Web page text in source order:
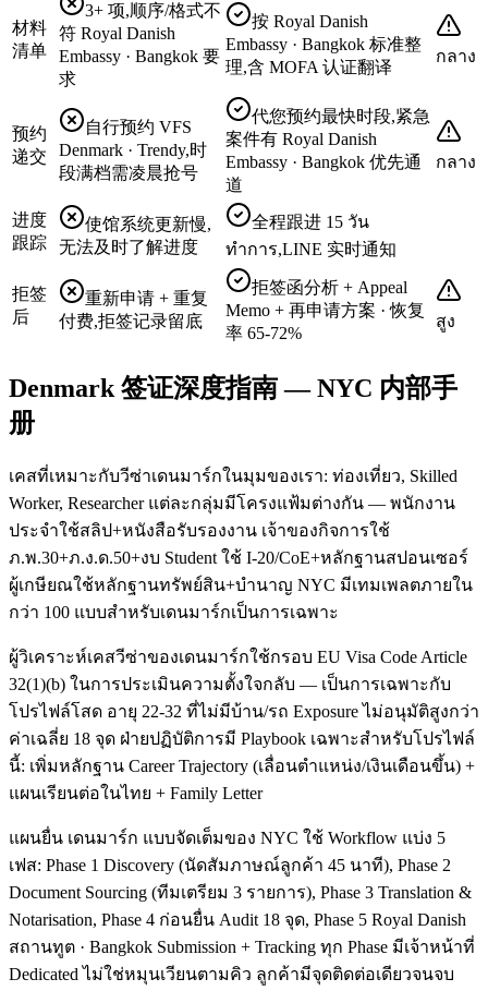
材料
清单
3+ 项,顺序/格式不
符 Royal Danish
Embassy · Bangkok 要
求
按 Royal Danish
Embassy · Bangkok 标准整
理,含 MOFA 认证翻译
กลาง
预约
递交
自行预约 VFS
Denmark · Trendy,时
段满档需凌晨抢号
代您预约最快时段,紧急
案件有 Royal Danish
Embassy · Bangkok 优先通
道
กลาง
进度
跟踪
使馆系统更新慢,
无法及时了解进度
全程跟进 15 วัน
ทำการ,LINE 实时通知
拒签
后
重新申请 + 重复
付费,拒签记录留底
拒签函分析 + Appeal
Memo + 再申请方案 · 恢复
率 65-72%
สูง
Denmark 签证深度指南 — NYC 内部手
册
เคสที่เหมาะกับวีซ่าเดนมาร์กในมุมของเรา: ท่องเที่ยว, Skilled
Worker, Researcher แต่ละกลุ่มมีโครงแฟ้มต่างกัน — พนักงาน
ประจำใช้สลิป+หนังสือรับรองงาน เจ้าของกิจการใช้
ภ.พ.30+ภ.ง.ด.50+งบ Student ใช้ I-20/CoE+หลักฐานสปอนเซอร์
ผู้เกษียณใช้หลักฐานทรัพย์สิน+บำนาญ NYC มีเทมเพลตภายใน
กว่า 100 แบบสำหรับเดนมาร์กเป็นการเฉพาะ
ผู้วิเคราะห์เคสวีซ่าของเดนมาร์กใช้กรอบ EU Visa Code Article
32(1)(b) ในการประเมินความตั้งใจกลับ — เป็นการเฉพาะกับ
โปรไฟล์โสด อายุ 22-32 ที่ไม่มีบ้าน/รถ Exposure ไม่อนุมัติสูงกว่า
ค่าเฉลี่ย 18 จุด ฝ่ายปฏิบัติการมี Playbook เฉพาะสำหรับโปรไฟล์
นี้: เพิ่มหลักฐาน Career Trajectory (เลื่อนตำแหน่ง/เงินเดือนขึ้น) +
แผนเรียนต่อในไทย + Family Letter
แผนยื่น เดนมาร์ก แบบจัดเต็มของ NYC ใช้ Workflow แบ่ง 5
เฟส: Phase 1 Discovery (นัดสัมภาษณ์ลูกค้า 45 นาที), Phase 2
Document Sourcing (ทีมเตรียม 3 รายการ), Phase 3 Translation &
Notarisation, Phase 4 ก่อนยื่น Audit 18 จุด, Phase 5 Royal Danish
สถานทูต · Bangkok Submission + Tracking ทุก Phase มีเจ้าหน้าที่
Dedicated ไม่ใช่หมุนเวียนตามคิว ลูกค้ามีจุดติดต่อเดียวจนจบ